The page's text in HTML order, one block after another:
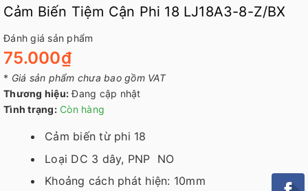
Cảm Biến Tiệm Cận Phi 18 LJ18A3-8-Z/BX
Đánh giá sản phẩm
75.000₫
* Giá sản phẩm chưa bao gồm VAT
Thương hiệu: Đang cập nhật
Tình trạng: Còn hàng
Cảm biến từ phi 18
Loại DC 3 dây, PNP NO
Khoảng cách phát hiện: 10mm